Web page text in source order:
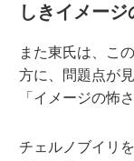
しきイメージ
また東氏は、こ
方に、問題点が
「イメージの怖
チェルノブイリ